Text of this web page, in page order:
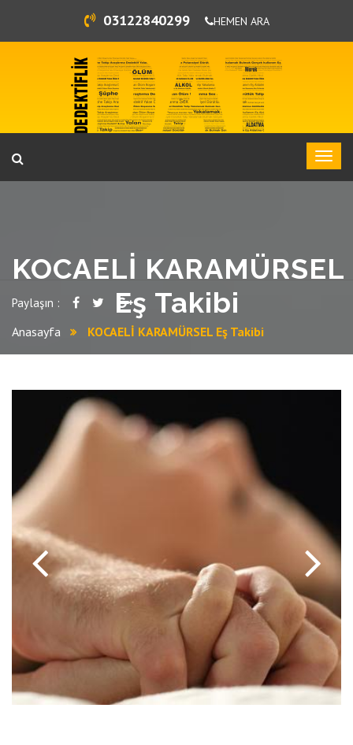
03122840299 HEMEN ARA
KOCAELİ KARAMÜRSEL
Eş Takibi
Paylaşın :
Anasayfa KOCAELİ KARAMÜRSEL Eş Takibi